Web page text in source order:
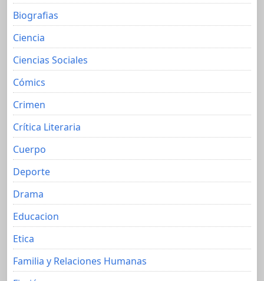
Biografias
Ciencia
Ciencias Sociales
Cómics
Crimen
Crítica Literaria
Cuerpo
Deporte
Drama
Educacion
Etica
Familia y Relaciones Humanas